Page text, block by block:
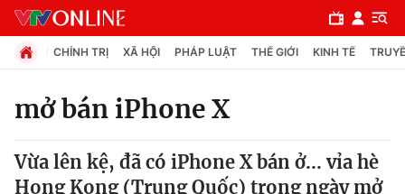
Chuyên mục
Chính trị
CHÍNH TRỊ XÃ HỘI PHÁP LUẬT THẾ GIỚI KINH TẾ
mở bán iPhone X
Vừa lên kệ, đã có iPhone X bán ở... vỉa hè
Hong Kong (Trung Quốc) trong ngày mở